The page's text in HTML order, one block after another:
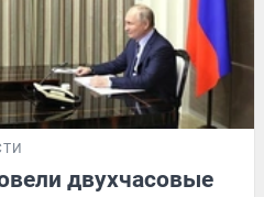
двухчасовые